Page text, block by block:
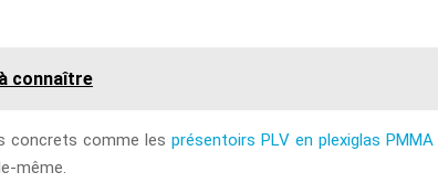
connaître
concrets comme les présentoirs PLV en plexiglas PMMA
même.